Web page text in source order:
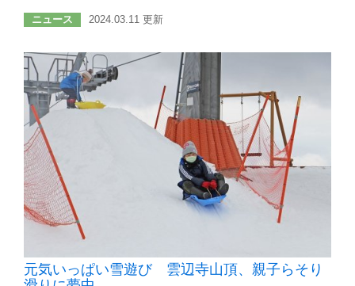
ニュース 2024.03.11 更新
元気いっぱい雪遊び 雲辺寺山頂、親子らそり